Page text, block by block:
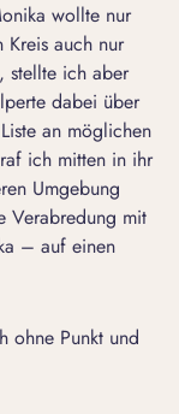
wollte nur
auch nur
stellte ich aber
dabei über
an möglichen
ich mitten in ihr
Umgebung
Verabredung mit
– auf einen
ohne Punkt und